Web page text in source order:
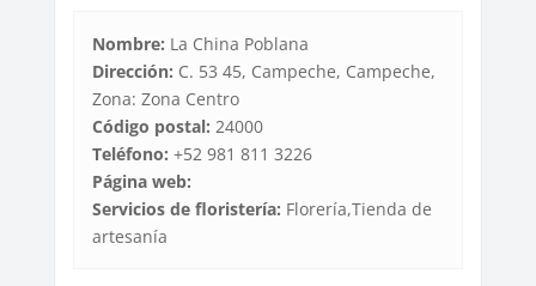
Nombre: La China Poblana
Dirección: C. 53 45, Campeche, Campeche,
Zona: Zona Centro
Código postal: 24000
Teléfono: +52 981 811 3226
Página web:
Servicios de floristería: Florería,Tienda de
artesanía